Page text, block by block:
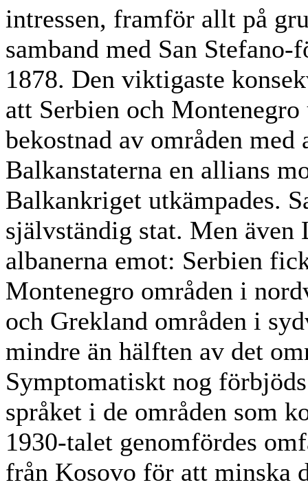
intressen, framför allt på
samband med San
1878. Den viktigaste
att Serbien och
bekostnad av områden
Balkanstaterna en allians
Balkankriget utkämpades.
självständig stat. Men även
albanerna emot: Serbien
Montenegro områden i
och Grekland områden i
mindre än hälften av det
Symptomatiskt nog
språket i de områden som
1930-talet genomfördes
från Kosovo för att minska